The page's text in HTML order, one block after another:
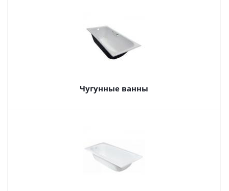
Чугунные ванны